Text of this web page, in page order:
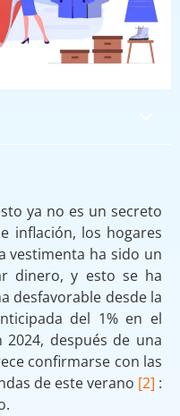
ya no es un secreto
inflación, los hogares
vestimenta ha sido un
dinero, y esto se ha
desfavorable desde la
del 1% en el
después de una
confirmarse con las
de este verano [2] :